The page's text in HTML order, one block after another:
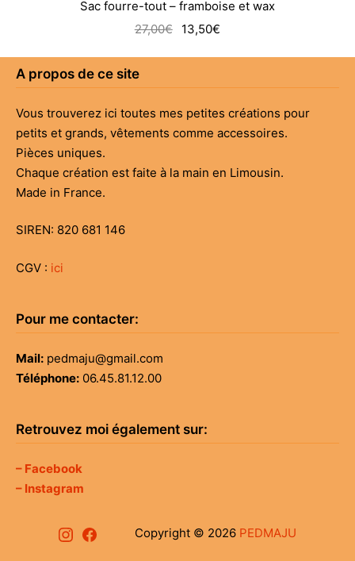
Sac fourre-tout – framboise et wax
27,00€
Le
était :
27,00€.
13,50€
est :
13,50€.
A propos de ce site
Vous trouverez ici toutes mes petites créations pour
petits et grands, vêtements comme accessoires.
Pièces uniques.
Chaque création est faite à la main en Limousin.
Made in France.
SIREN: 820 681 146
CGV : ici
Pour me contacter:
Mail: pedmaju@gmail.com
Téléphone: 06.45.81.12.00
Retrouvez moi également sur:
– Facebook
– Instagram
InstagramFacebookCopyright © 2026 PEDMAJU